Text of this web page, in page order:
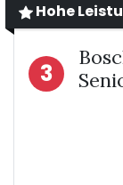
Hohe
3